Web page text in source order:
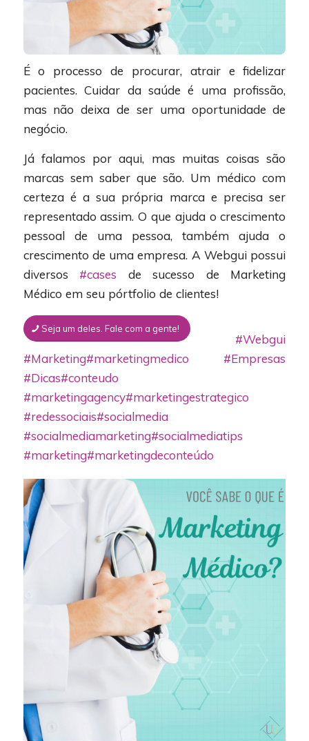
É o processo de procurar, atrair e fidelizar
pacientes. Cuidar da saúde é uma profissão,
mas não deixa de ser uma oportunidade de
negócio.
Já falamos por aqui, mas muitas coisas são
marcas sem saber que são. Um médico com
certeza é a sua própria marca e precisa ser
representado assim. O que ajuda o crescimento
pessoal de uma pessoa, também ajuda o
crescimento de uma empresa. A Webgui possui
diversos #cases de sucesso de Marketing
Médico em seu pórtfolio de clientes!
Seja um deles. Fale com a gente!
#Webgui
#Marketing#marketingmedico
#Empresas
#Dicas#conteudo
#marketingagency#marketingestrategico
#redessociais#socialmedia
#socialmediamarketing#socialmediatips
#marketing#marketingdeconteúdo